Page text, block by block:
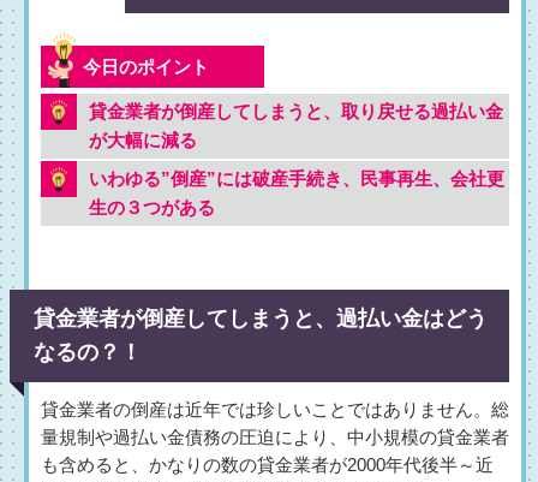
貸金業者が倒産してしまうと、取り戻せる過払い金
が大幅に減る
いわゆる”倒産”には破産手続き、民事再生、会社更
生の３つがある
貸金業者が倒産してしまうと、過払い金はどう
なるの？！
貸金業者の倒産は近年では珍しいことではありません。総
量規制や過払い金債務の圧迫により、中小規模の貸金業者
も含めると、かなりの数の貸金業者が2000年代後半～近